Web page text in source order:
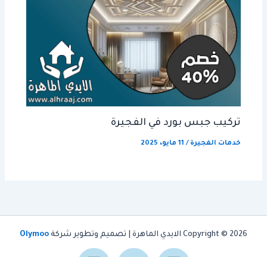
تركيب جبس بورد في الفجيرة
خدمات الفجيرة / 11 مايو، 2025
Copyright © 2026 الايدي الماهرة | تصميم وتطوير شركة Olymoo